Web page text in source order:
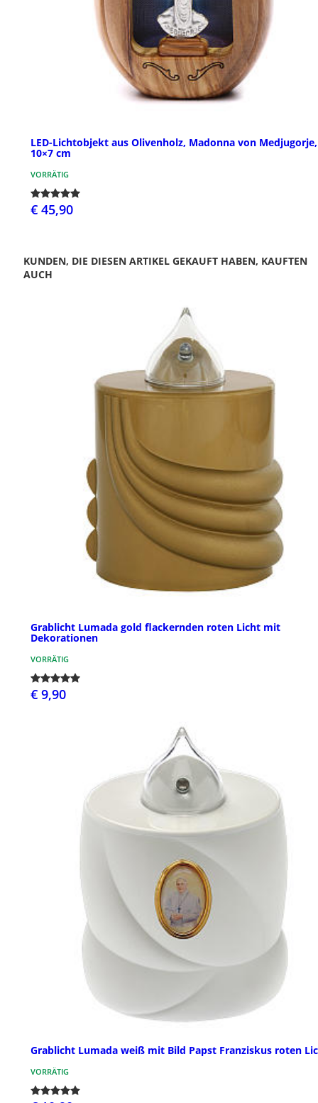
LED-Lichtobjekt aus Olivenholz, Madonna von Medjugorje,
10×7 cm
VORRÄTIG
€ 45,90
KUNDEN, DIE DIESEN ARTIKEL GEKAUFT HABEN, KAUFTEN
AUCH
Grablicht Lumada gold flackernden roten Licht mit
Dekorationen
VORRÄTIG
€ 9,90
Grablicht Lumada weiß mit Bild Papst Franziskus roten
VORRÄTIG